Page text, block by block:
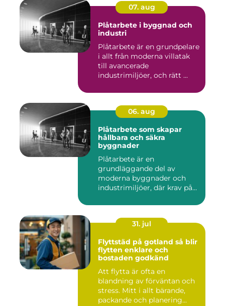
07. aug
Plåtarbete i byggnad och
industri
Plåtarbete är en grundpelare
i allt från moderna villatak
till avancerade
industrimiljöer, och rätt ...
06. aug
Plåtarbete som skapar
hållbara och säkra
byggnader
Plåtarbete är en
grundläggande del av
moderna byggnader och
industrimiljöer, där krav på
31. jul
Flyttstäd på gotland så blir
flytten enklare och
bostaden godkänd
Att flytta är ofta en
blandning av förväntan och
stress. Mitt i allt bärande,
packande och planering...